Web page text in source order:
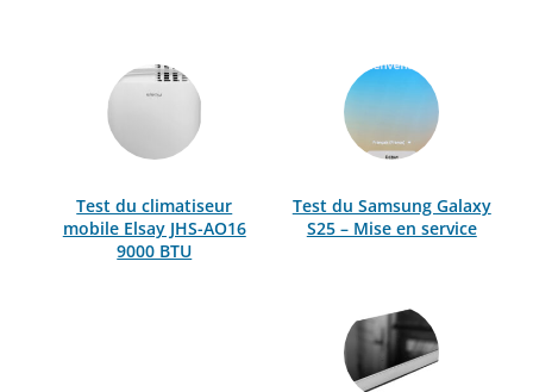
Test du climatiseur
mobile Elsay JHS-AO16
9000 BTU
Test du Samsung Galaxy
S25 – Mise en service